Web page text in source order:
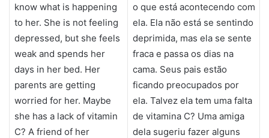
know what is happening
to her. She is not feeling
depressed, but she feels
weak and spends her
days in her bed. Her
parents are getting
worried for her. Maybe
she has a lack of vitamin
C? A friend of her
o que está acontecendo com
ela. Ela não está se sentindo
deprimida, mas ela se sente
fraca e passa os dias na
cama. Seus pais estão
ficando preocupados por
ela. Talvez ela tem uma falta
de vitamina C? Uma amiga
dela sugeriu fazer alguns